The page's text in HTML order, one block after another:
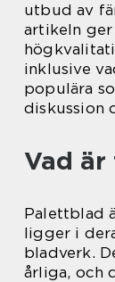
utbud av
artikeln
inklusive
populära
diskussion
Vad
Palettblad
ligger i
bladverk.
årliga, och